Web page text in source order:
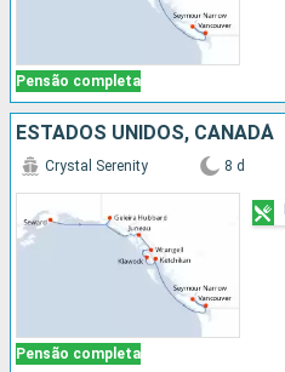
Pensão completa
ESTADOS UNIDOS, CANADÁ
Pensão completa
Crystal Serenity 8 d